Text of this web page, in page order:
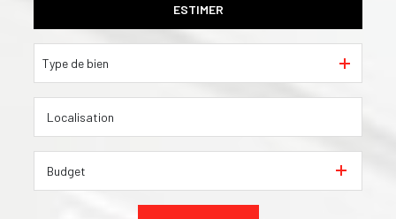
ESTIMER
Type de bien
Budget